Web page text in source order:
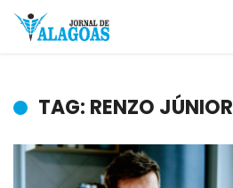
TAG: RENZO JÚNIOR